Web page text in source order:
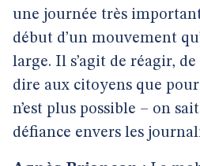
une journée très
début d’un mouvement
large. Il s’agit de réagir,
dire aux citoyens que
n’est plus possible – on
défiance envers les